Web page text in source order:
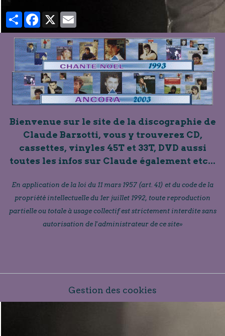
PartagerFacebook
X
Bienvenue sur le site de la discographie de
Claude Barzotti, vous y trouverez CD,
cassettes, vinyles 45T et 33T, DVD aussi
toutes les infos sur Claude également etc...
En application de la loi du 11 mars 1957 (art. 41) et du code de la
propriété intellectuelle du 1er juillet 1992, toute reproduction
partielle ou totale à usage collectif est strictement interdite sans
autorisation de l'administrateur de ce site»
Gestion des cookies